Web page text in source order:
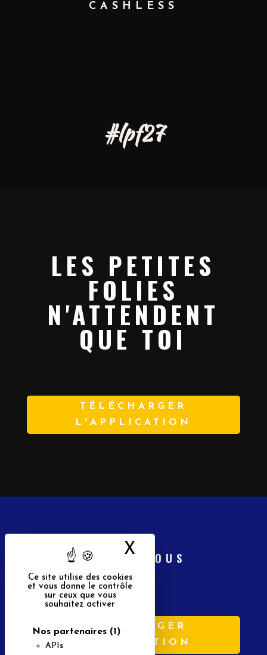
Ce site utilise des cookies
et vous donne le contrôle
sur ceux que vous
souhaitez activer
Nos partenaires (1)
APIs
X Masquer le
CASHLESS
#lpf27
LES PETITES
FOLIES
N'ATTENDENT
QUE TOI
TÉLÉCHARGER
L'APPLICATION
SUIVEZ-NOUS
TÉLÉCHARGER
L'APPLICATION